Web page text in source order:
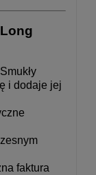
Smukły
i dodaje jej
faktura